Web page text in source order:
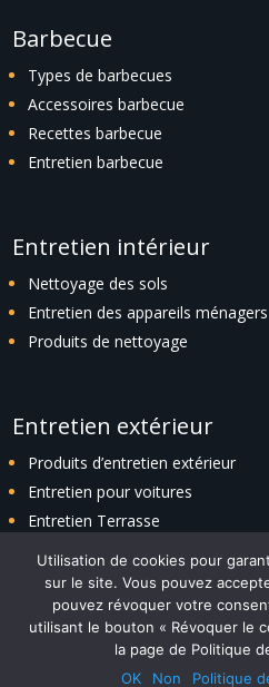
Barbecue
Types de barbecues
Accessoires barbecue
Recettes barbecue
Entretien barbecue
Entretien intérieur
Nettoyage des sols
Entretien des appareils ménagers
Produits de nettoyage
Entretien extérieur
Produits d’entretien extérieur
Entretien pour voitures
Entretien Terrasse
Plan du site| Politique de
– © 2023
Utilisation de cookies pour
sur le site. Vous pouvez
pouvez révoquer votre
utilisant le bouton « Révoquer le
la page de Politique
OK
Non Politique